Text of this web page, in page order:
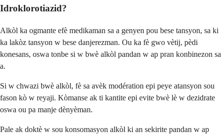
Idroklorotiazid?
Alkòl ka ogmante efè medikaman sa a genyen pou bese tansyon, sa ki
ka lakòz tansyon w bese danjerezman. Ou ka fè gwo vètij, pèdi
konesans, oswa tonbe si w bwè alkòl pandan w ap pran konbinezon sa
a.
Si w chwazi bwè alkòl, fè sa avèk modération epi peye atansyon sou
fason kò w reyaji. Kòmanse ak ti kantite epi evite bwè lè w dezidrate
oswa ou pa manje dènyèman.
Pale ak doktè w sou konsomasyon alkòl ki an sekirite pandan w ap